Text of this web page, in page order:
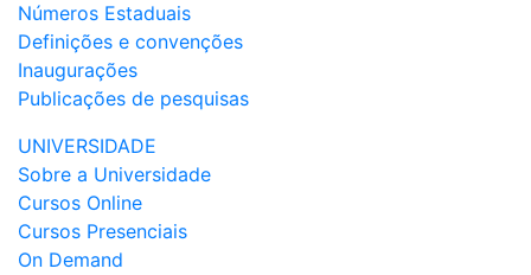
Números Estaduais
Definições e convenções
Inaugurações
Publicações de pesquisas
UNIVERSIDADE
Sobre a Universidade
Cursos Online
Cursos Presenciais
On Demand